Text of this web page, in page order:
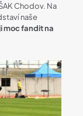
Chodov. Na
naše
moc fandit na